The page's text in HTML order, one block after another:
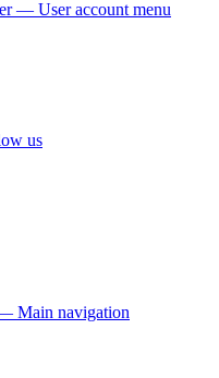
— User account menu
us
Main navigation